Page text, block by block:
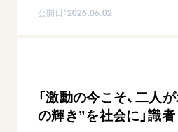
釈尊～法華経
日蓮大聖人
仏法を語る
主な行事
平和・文化・教育
「人権文化」「ジェンダー平等」を
「持続可能な開発目標（SDGs）」
各国ウェブサイト
世界の創価学会の歴史
基本情報
公開日：2026.06.02
「激動の今こそ、二人
の輝き”を社会に」識者